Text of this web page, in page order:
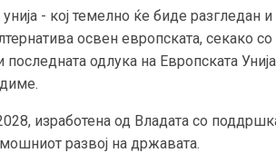
- кој темелно ќе биде разгледан и
освен европската, секако
одлука на Европската
изработена од Владата со
развој на државата.